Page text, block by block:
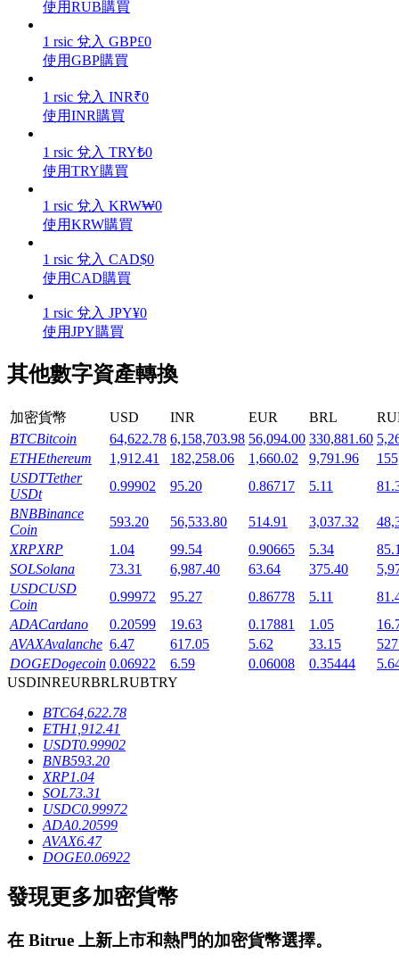
增值寶
機槍池
Launchpool
活期質押獲得熱門資產
輕鬆獲得多重福利
借貸數字貨幣，及時且安全的服務
使用RUB購買
1 rsic 兌入 GBP£0
使用GBP購買
1 rsic 兌入 INR₹0
使用INR購買
1 rsic 兌入 TRY₺0
使用TRY購買
1 rsic 兌入 KRW₩0
使用KRW購買
1 rsic 兌入 CAD$0
使用CAD購買
1 rsic 兌入 JPY¥0
使用JPY購買
其他數字資產轉換
加密貨幣 USD INR EUR BRL
BTCBitcoin 64,622.78 6,158,703.98 56,094.00 330,881.60
ETHEthereum 1,912.41 182,258.06 1,660.02 9,791.96
USDTTether
USDt
0.99902 95.20 0.86717 5.11
BNBBinance
Coin
593.20 56,533.80 514.91 3,037.32
XRPXRP 1.04 99.54 0.90665 5.34
SOLSolana 73.31 6,987.40 63.64 375.40
USDCUSD
Coin
0.99972 95.27 0.86778 5.11
ADACardano 0.20599 19.63 0.17881 1.05
AVAXAvalanche 6.47 617.05 5.62 33.15
DOGEDogecoin 0.06922 6.59 0.06008 0.35444
USDINREURBRLRUBTRY
BTC64,622.78
ETH1,912.41
USDT0.99902
BNB593.20
XRP1.04
SOL73.31
USDC0.99972
ADA0.20599
AVAX6.47
DOGE0.06922
發現更多加密貨幣
在 Bitrue 上新上市和熱門的加密貨幣選擇。